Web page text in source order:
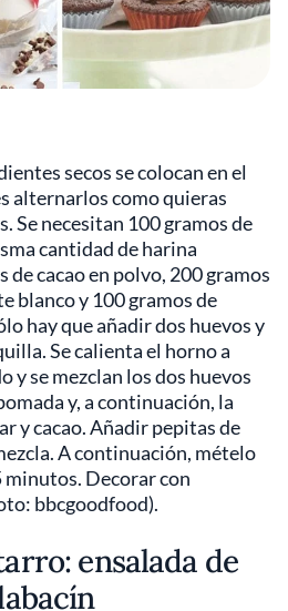
secos se colocan en el
alternarlos como quieras
Se necesitan 100 gramos de
cantidad de harina
de cacao en polvo, 200 gramos
blanco y 100 gramos de
hay que añadir dos huevos y
Se calienta el horno a
y se mezclan los dos huevos
y, a continuación, la
y cacao. Añadir pepitas de
A continuación, mételo
Decorar con
bbcgoodfood).
ensalada de